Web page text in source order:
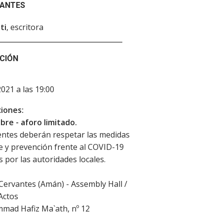
, escritora
a las 19:00
- aforo limitado.
deberán respetar las medidas
y prevención frente al COVID-19
por las autoridades locales.
(Amán) - Assembly Hall /
Hafiz Ma`ath, nº 12